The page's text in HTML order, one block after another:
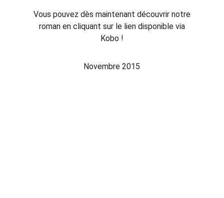
Vous pouvez dès maintenant découvrir notre
roman en cliquant sur le lien disponible via
Kobo !
Novembre 2015